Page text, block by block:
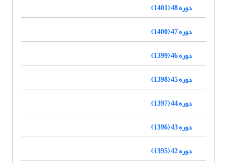
دوره 48 (1401)
دوره 47 (1400)
دوره 46 (1399)
دوره 45 (1398)
دوره 44 (1397)
دوره 43 (1396)
دوره 42 (1395)